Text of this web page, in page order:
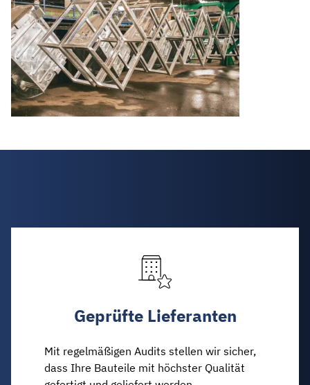
Geprüfte Lieferanten
Mit regelmäßigen Audits stellen wir sicher,
dass Ihre Bauteile mit höchster Qualität